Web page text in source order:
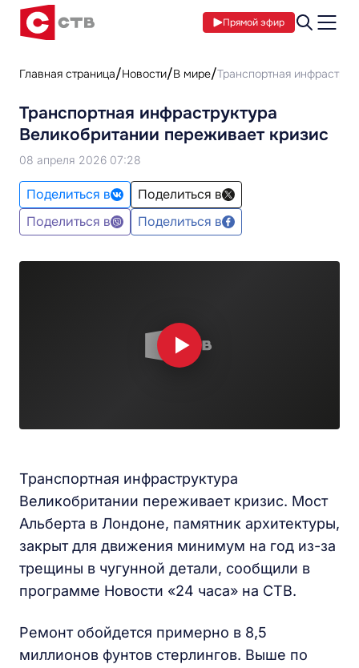
Прямой эфир
Главная страница Новости В мире Транспортная
Транспортная инфраструктура
Великобритании переживает кризис
08 апреля 2026 07:28
Поделиться в
Поделиться в
Поделиться в
Поделиться в
Транспортная инфраструктура
Великобритании переживает кризис. Мост
Альберта в Лондоне, памятник архитектуры,
закрыт для движения минимум на год из-за
трещины в чугунной детали, сообщили в
программе Новости «24 часа» на СТВ.
Ремонт обойдется примерно в 8,5
миллионов фунтов стерлингов. Выше по